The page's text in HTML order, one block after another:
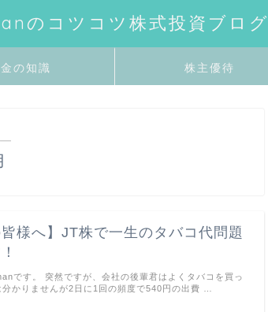
のコツコツ株式投資ブログ
の知識 株主優待
―
皆様へ】JT株で一生のタバコ代問題
です。 突然ですが、会社の後輩君はよくタバコを買っ
かりませんが2日に1回の頻度で540円の出費 …